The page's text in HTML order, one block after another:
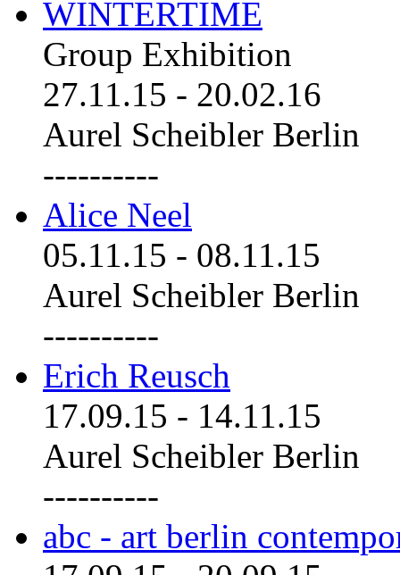
WINTERTIME
Group Exhibition
27.11.15 - 20.02.16
Aurel Scheibler Berlin
----------
Alice Neel
05.11.15 - 08.11.15
Aurel Scheibler Berlin
----------
Erich Reusch
17.09.15 - 14.11.15
Aurel Scheibler Berlin
----------
abc - art berlin